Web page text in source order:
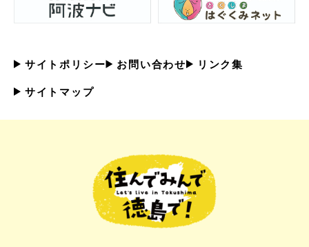
サイトポリシー お問い合わせ リンク集
サイトマップ